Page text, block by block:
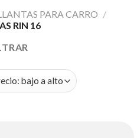
PARA CARRO /
RIN 16